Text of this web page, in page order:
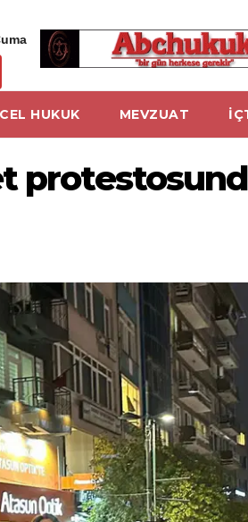
HUKUK MEVZUAT